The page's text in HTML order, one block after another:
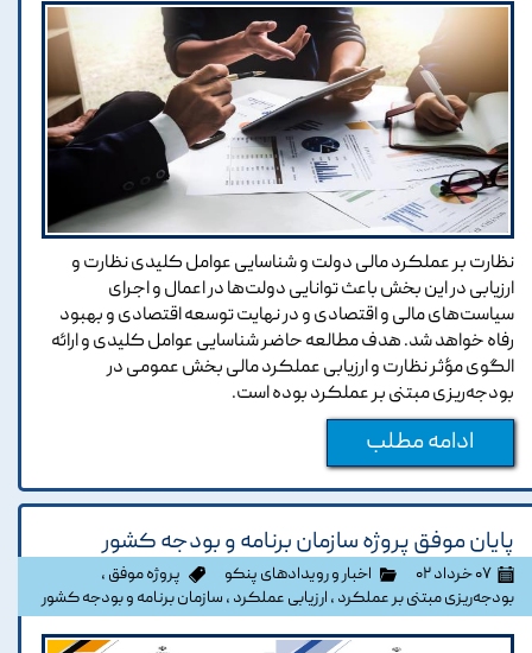
نظارت بر عملکرد مالی دولت و شناسایی عوامل کلیدی نظارت و
ارزیابی در این بخش باعث توانایی دولت‌ها در اعمال و اجرای
سیاست‌های مالی و اقتصادی و در نهایت توسعه اقتصادی و بهبود
رفاه خواهد شد. هدف مطالعه حاضر شناسایی عوامل کلیدی و ارائه
الگوی مؤثر نظارت و ارزیابی عملکرد مالی بخش عمومی در
بودجه‌ریزی مبتنی بر عملکرد بوده است.
ادامه مطلب
پایان موفق پروژه سازمان برنامه و بودجه کشور
۰۷ خرداد ۰۲ اخبار و رویدادهای پنکو پروژه موفق ،
بودجه‌ریزی مبتنی بر عملکرد ، ارزیابی عملکرد ، سازمان برنامه و بودجه کشور